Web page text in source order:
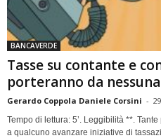
BANCAVERDE
Tasse su contante e
porteranno da
Gerardo Coppola Daniele Corsini -
Tempo di lettura: 5’. Leggibilità **.
a qualcuno avanzare iniziative di